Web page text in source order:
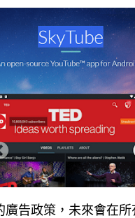
廣告政策，未來會在